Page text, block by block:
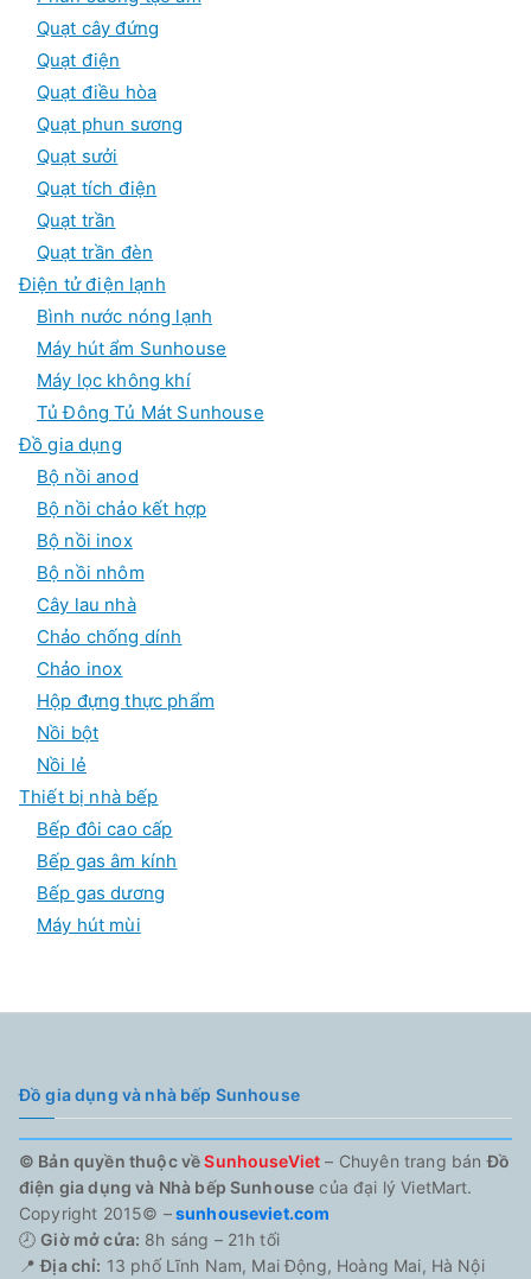
Quạt cây đứng
Quạt điện
Quạt điều hòa
Quạt phun sương
Quạt sưởi
Quạt tích điện
Quạt trần
Quạt trần đèn
Điện tử điện lạnh
Bình nước nóng lạnh
Máy hút ẩm Sunhouse
Máy lọc không khí
Tủ Đông Tủ Mát Sunhouse
Đồ gia dụng
Bộ nồi anod
Bộ nồi chảo kết hợp
Bộ nồi inox
Bộ nồi nhôm
Cây lau nhà
Chảo chống dính
Chảo inox
Hộp đựng thực phẩm
Nồi bột
Nồi lẻ
Thiết bị nhà bếp
Bếp đôi cao cấp
Bếp gas âm kính
Bếp gas dương
Máy hút mùi
Đồ gia dụng và nhà bếp Sunhouse
© Bản quyền thuộc vềSunhouseViet – Chuyên trang bánĐồ
điện gia dụng và Nhà bếp Sunhouse của đại lý VietMart.
Copyright 2015© –sunhouseviet.com
🕗Giờ mở cửa: 8h sáng – 21h tối
📍Địa chỉ: 13 phố Lĩnh Nam, Mai Động, Hoàng Mai, Hà Nội